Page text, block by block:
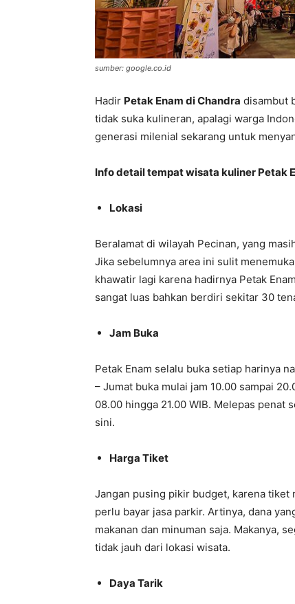
sumber: google.co.id
Hadir Petak Enam di Chandra disambut
tidak suka kulineran, apalagi warga
generasi milenial sekarang untuk
Info detail tempat wisata kuliner Petak
Lokasi
Beralamat di wilayah Pecinan, yang
Jika sebelumnya area ini sulit
khawatir lagi karena hadirnya Petak
sangat luas bahkan berdiri sekitar 30
Jam Buka
Petak Enam selalu buka setiap harinya
– Jumat buka mulai jam 10.00 sampai
08.00 hingga 21.00 WIB. Melepas penat
sini.
Harga Tiket
Jangan pusing pikir budget, karena tiket
perlu bayar jasa parkir. Artinya, dana
makanan dan minuman saja. Makanya,
tidak jauh dari lokasi wisata.
Daya Tarik